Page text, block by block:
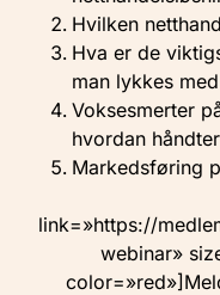
Hvilken
Hva er de
man lykkes
Voksesmerter
hvordan
Markedsføring
link=»https://
webinar»